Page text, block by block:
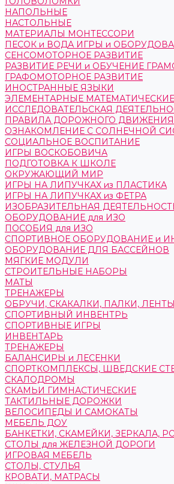
НАПОЛЬНЫЕ
НАСТОЛЬНЫЕ
МАТЕРИАЛЫ МОНТЕССОРИ
ПЕСОК и ВОДА ИГРЫ и
СЕНСОМОТОРНОЕ РАЗВИТИЕ
РАЗВИТИЕ РЕЧИ и ОБУЧЕНИЕ
ГРАФОМОТОРНОЕ РАЗВИТИЕ
ИНОСТРАННЫЕ ЯЗЫКИ
ЭЛЕМЕНТАРНЫЕ
ИССЛЕДОВАТЕЛЬСКАЯ
ПРАВИЛА ДОРОЖНОГО
ОЗНАКОМЛЕНИЕ С СОЛНЕЧНОЙ
СОЦИАЛЬНОЕ ВОСПИТАНИЕ
ИГРЫ ВОСКОБОВИЧА
ПОДГОТОВКА К ШКОЛЕ
ОКРУЖАЮЩИЙ МИР
ИГРЫ НА ЛИПУЧКАХ из ПЛАСТИКА
ИГРЫ НА ЛИПУЧКАХ из ФЕТРА
ИЗОБРАЗИТЕЛЬНАЯ
ОБОРУДОВАНИЕ для ИЗО
ПОСОБИЯ для ИЗО
СПОРТИВНОЕ ОБОРУДОВАНИЕ и
ОБОРУДОВАНИЕ ДЛЯ БАССЕЙНОВ
МЯГКИЕ МОДУЛИ
СТРОИТЕЛЬНЫЕ НАБОРЫ
МАТЫ
ТРЕНАЖЕРЫ
ОБРУЧИ, СКАКАЛКИ, ПАЛКИ,
СПОРТИВНЫЙ ИНВЕНТРЬ
СПОРТИВНЫЕ ИГРЫ
ИНВЕНТАРЬ
ТРЕНАЖЕРЫ
БАЛАНСИРЫ и ЛЕСЕНКИ
СПОРТКОМПЛЕКСЫ, ШВЕДСКИЕ
СКАЛОДРОМЫ
СКАМЬИ ГИМНАСТИЧЕСКИЕ
ТАКТИЛЬНЫЕ ДОРОЖКИ
ВЕЛОСИПЕДЫ И САМОКАТЫ
МЕБЕЛЬ ДОУ
БАНКЕТКИ, СКАМЕЙКИ, ЗЕРКАЛА,
СТОЛЫ для ЖЕЛЕЗНОЙ ДОРОГИ
ИГРОВАЯ МЕБЕЛЬ
СТОЛЫ, СТУЛЬЯ
КРОВАТИ, МАТРАСЫ